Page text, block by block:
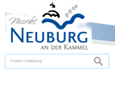
zur Navigationoder
suchen